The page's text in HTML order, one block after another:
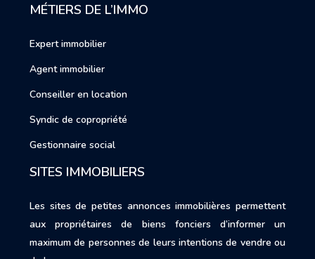
MÉTIERS DE L’IMMO
Expert immobilier
Agent immobilier
Conseiller en location
Syndic de copropriété
Gestionnaire social
SITES IMMOBILIERS
Les sites de petites annonces immobilières permettent
aux propriétaires de biens fonciers d’informer un
maximum de personnes de leurs intentions de vendre ou